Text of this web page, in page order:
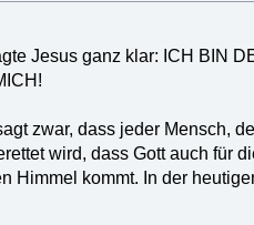
Jesus ganz klar: ICH BIN
zwar, dass jeder Mensch,
wird, dass Gott auch für
Himmel kommt. In der